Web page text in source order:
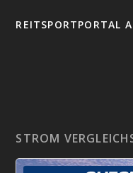
REITSPORTPORTAL
STROM